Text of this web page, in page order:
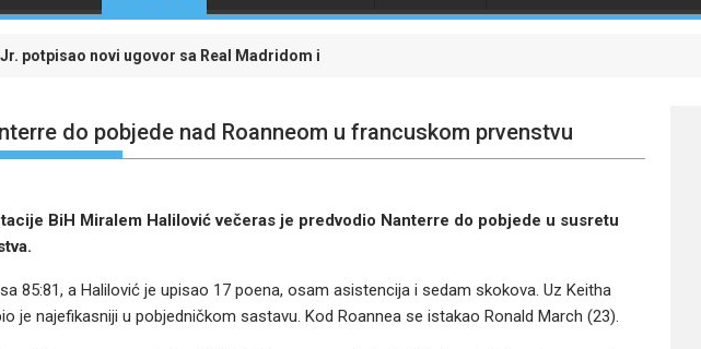
novi ugovor sa Real Madridom i okončao neizvijesnost oko svoje budućnosti
Evropski četvrtak zanimljiviji uz Meridian: Isprati
do pobjede nad Roanneom u francuskom prvenstvu
BiH Miralem Halilović večeras je predvodio Nanterre do pobjede u susretu
85:81, a Halilović je upisao 17 poena, osam asistencija i sedam skokova. Uz Keitha
je najefikasniji u pobjedničkom sastavu. Kod Roannea se istakao Ronald March (23).